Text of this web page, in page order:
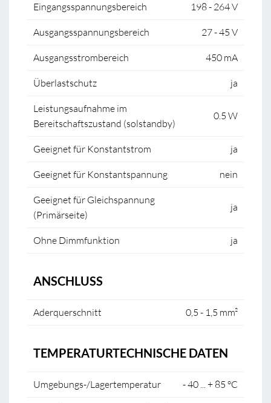
Eingangsspannungsbereich 198 - 264 V
Ausgangsspannungsbereich 27 - 45 V
Ausgangsstrombereich 450 mA
Überlastschutz ja
Leistungsaufnahme im
Bereitschaftszustand (solstandby)
0.5 W
Geeignet für Konstantstrom ja
Geeignet für Konstantspannung nein
Geeignet für Gleichspannung
(Primärseite)
ja
Ohne Dimmfunktion ja
ANSCHLUSS
Aderquerschnitt 0,5 - 1,5 mm²
TEMPERATURTECHNISCHE DATEN
Umgebungs-/Lagertemperatur - 40 ... + 85 °C